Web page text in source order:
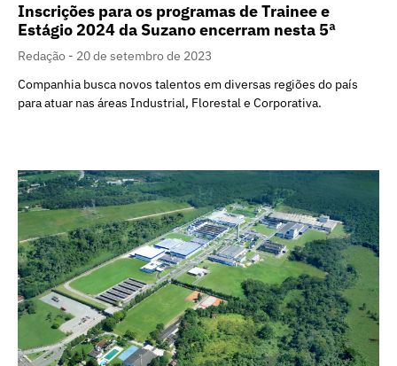
Inscrições para os programas de Trainee e
Estágio 2024 da Suzano encerram nesta 5ª
Redação
20 de setembro de 2023
Companhia busca novos talentos em diversas regiões do país
para atuar nas áreas Industrial, Florestal e Corporativa.